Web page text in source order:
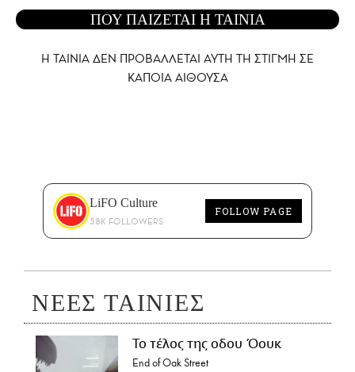
ΠΟΥ ΠΑΙΖΕΤΑΙ Η ΤΑΙΝΙΑ
Η ΤΑΙΝΙΑ ΔΕΝ ΠΡΟΒΑΛΛΕΤΑΙ AYTH ΤΗ ΣΤΙΓΜΗ ΣΕ
ΚΑΠΟΙΑ ΑΙΘΟΥΣΑ
LiFO Culture
58K FOLLOWERS
FOLLOW PAGE
ΝΕΕΣ ΤΑΙΝΙΕΣ
Το τέλος της οδου Όουκ
End of Oak Street